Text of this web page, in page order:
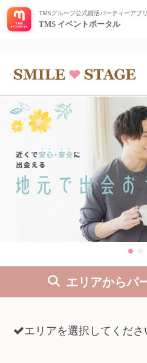
ログイン
はじめての方へ
今週の婚活パーティー
婚活パーティーの流れ
よくあるご質問
アフターアプローチとは
お問い合わせ
TMSグループ公式婚活パーティーアプリ
TMS イベントポータル
エリアからパ
エリアを選択してくださ